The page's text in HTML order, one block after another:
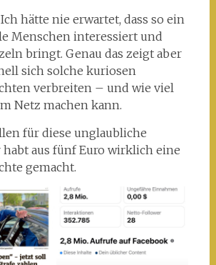
hätte nie erwartet, dass so ein
Menschen interessiert und
bringt. Genau das zeigt aber
sich solche kuriosen
verbreiten – und wie viel
Netz machen kann.
für diese unglaubliche
habt aus fünf Euro wirklich eine
gemacht.